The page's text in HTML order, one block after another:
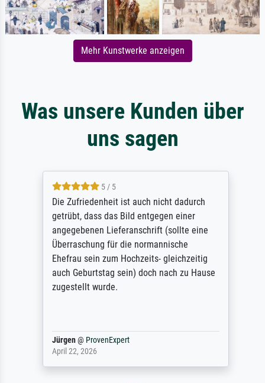
Mehr Kunstwerke anzeigen
Was unsere Kunden über
uns sagen
5 / 5
Die Zufriedenheit ist auch nicht dadurch
getrübt, dass das Bild entgegen einer
angegebenen Lieferanschrift (sollte eine
Überraschung für die normannische
Ehefrau sein zum Hochzeits- gleichzeitig
auch Geburtstag sein) doch nach zu Hause
zugestellt wurde.
Jürgen@ProvenExpert
April 22, 2026